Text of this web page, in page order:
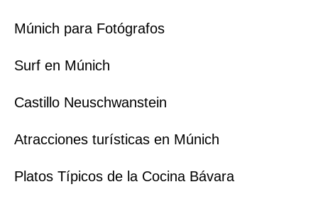
Múnich para Fotógrafos
Surf en Múnich
Castillo Neuschwanstein
Atracciones turísticas en Múnich
Platos Típicos de la Cocina Bávara